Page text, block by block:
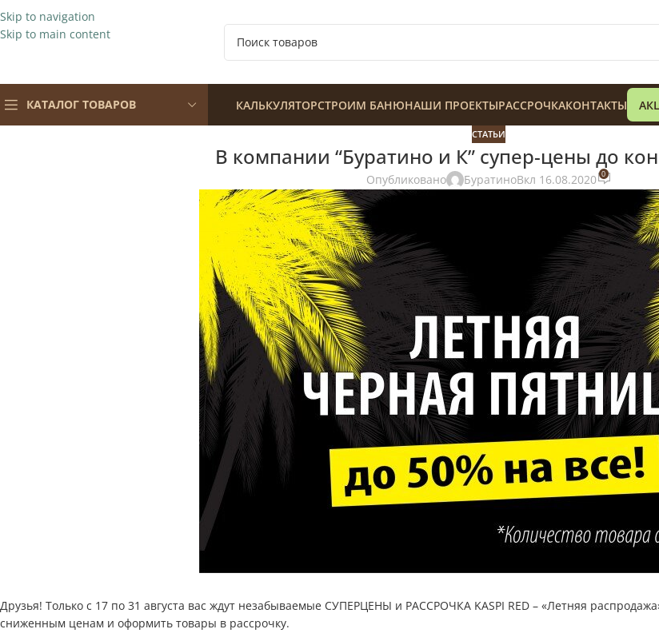
Skip to navigation
Skip to main content
КАТАЛОГ ТОВАРОВ
128 900₸
КАЛЬКУЛЯТОРСТРОИМ БАНЮНАШИ ПРОЕКТЫРАССРОЧКАКОНТАКТЫ
СТАТЬИ
В компании “Буратино и К” супер-цены до
Опубликовано БуратиноВкл 16.08.2020 0
Друзья! Только с 17 по 31 августа вас ждут незабываемые СУПЕРЦЕНЫ и РАССРОЧКА KASPI RED – «Летняя
сниженным ценам и оформить товары в рассрочку.